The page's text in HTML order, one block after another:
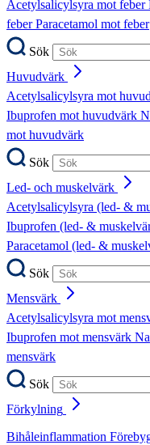
Acetylsalicylsyra mot feber
feberParacetamol mot feber
Sök
Huvudvärk
Acetylsalicylsyra mot
Ibuprofen mot huvudvärk
mot huvudvärk
Sök
Led- och muskelvärk
Acetylsalicylsyra (led- &
Ibuprofen (led- &
Paracetamol (led- &
Sök
Mensvärk
Acetylsalicylsyra mot
Ibuprofen mot mensvärk
mensvärk
Sök
Förkylning
Bihåleinflammation